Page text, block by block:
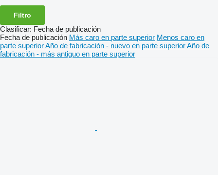
Filtro
Clasificar: Fecha de publicación
Fecha de publicación Más caro en parte superior Menos caro en
parte superiorAño de fabricación - nuevo en parte superiorAño de
fabricación - más antiguo en parte superior